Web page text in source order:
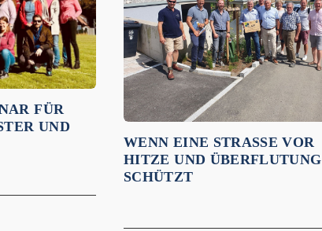
FÜR
UND
WENN EINE STRASSE VOR H
ITZE UND ÜBERFLUTUNG S
CHÜTZT